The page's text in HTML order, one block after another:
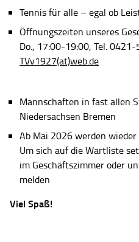
Tennis für alle – egal ob
Öffnungszeiten unseres
Do., 17:00-19:00, Tel.
TVv1927(at)web.de
Mannschaften in fast allen
Niedersachsen Bremen
Ab Mai 2026 werden
Um sich auf die Wartliste
im Geschäftszimmer oder
melden
Viel Spaß!